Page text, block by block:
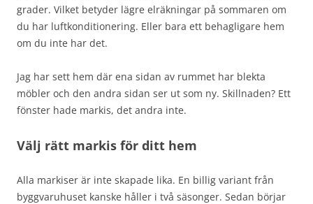
grader. Vilket betyder lägre elräkningar på sommaren om
du har luftkonditionering. Eller bara ett behagligare hem
om du inte har det.
Jag har sett hem där ena sidan av rummet har blekta
möbler och den andra sidan ser ut som ny. Skillnaden? Ett
fönster hade markis, det andra inte.
Välj rätt markis för ditt hem
Alla markiser är inte skapade lika. En billig variant från
byggvaruhuset kanske håller i två säsonger. Sedan börjar